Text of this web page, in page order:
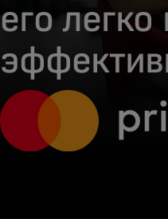
его легко